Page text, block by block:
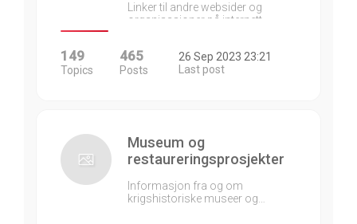
Linker til andre websider og
organisasjoner på internett…
149
Topics
465
Posts
26 Sep 2023 23:21
Last post
Museum og
restaureringsprosjekter
Informasjon fra og om
krigshistoriske museer og…